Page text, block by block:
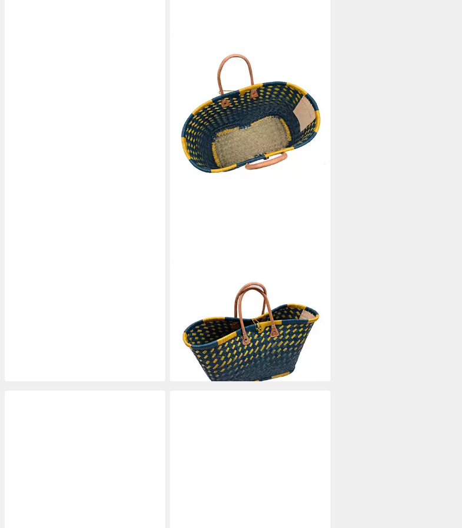
Korbtasche Handgefertigter
Strohkorb – Farbenfroh, robust und
einzigartig, Sehr Hochwertige
Verarbeitung
45,90 € UVP55,90 €
-18%
lieferbar - in 6-7 Werktagen bei dir